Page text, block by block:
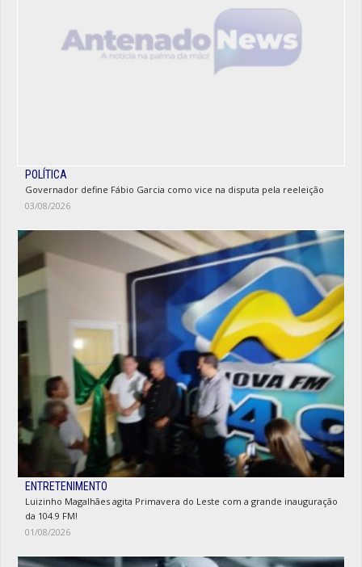
POLÍTICA
Governador define Fábio Garcia como vice na disputa pela reeleição
03/08/2026
ENTRETENIMENTO
Luizinho Magalhães agita Primavera do Leste com a grande inauguração
da 104.9 FM!
01/08/2026